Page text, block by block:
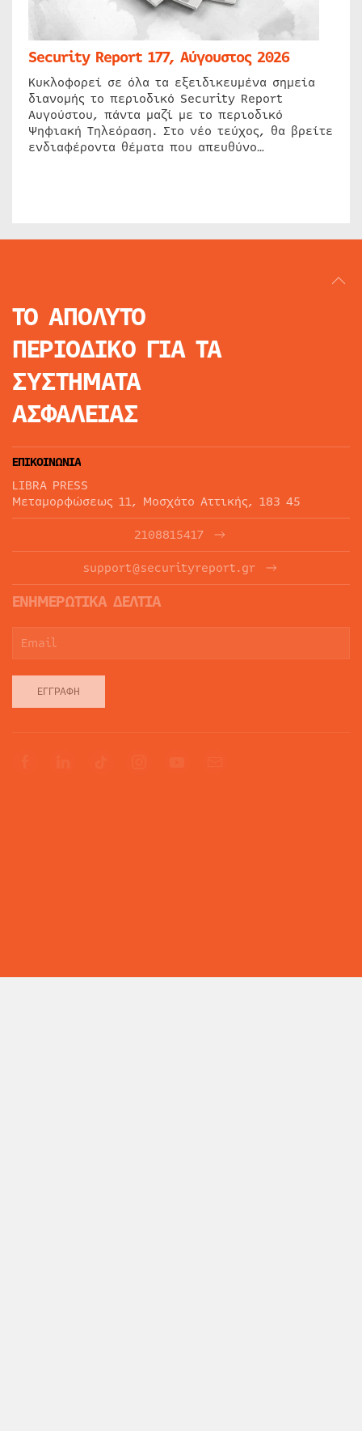
Security Report 177, Αύγουστος 2026
Κυκλοφορεί σε όλα τα εξειδικευμένα σημεία
διανομής το περιοδικό Security Report
Αυγούστου, πάντα μαζί με το περιοδικό
Ψηφιακή Τηλεόραση. Στο νέο τεύχος, θα βρείτε
ενδιαφέροντα θέματα που απευθύνο…
ΤΟ ΑΠΟΛΥΤΟ
ΠΕΡΙΟΔΙΚΟ ΓΙΑ ΤΑ
ΣΥΣΤΗΜΑΤΑ
ΑΣΦΑΛΕΙΑΣ
ΕΠΙΚΟΙΝΩΝΙΑ
LIBRA PRESS
Μεταμορφώσεως 11, Μοσχάτο Αττικής, 183 45
2108815417
support@securityreport.gr
ΕΝΗΜΕΡΩΤΙΚΑ ΔΕΛΤΙΑ
ΕΓΓΡΑΦΉ